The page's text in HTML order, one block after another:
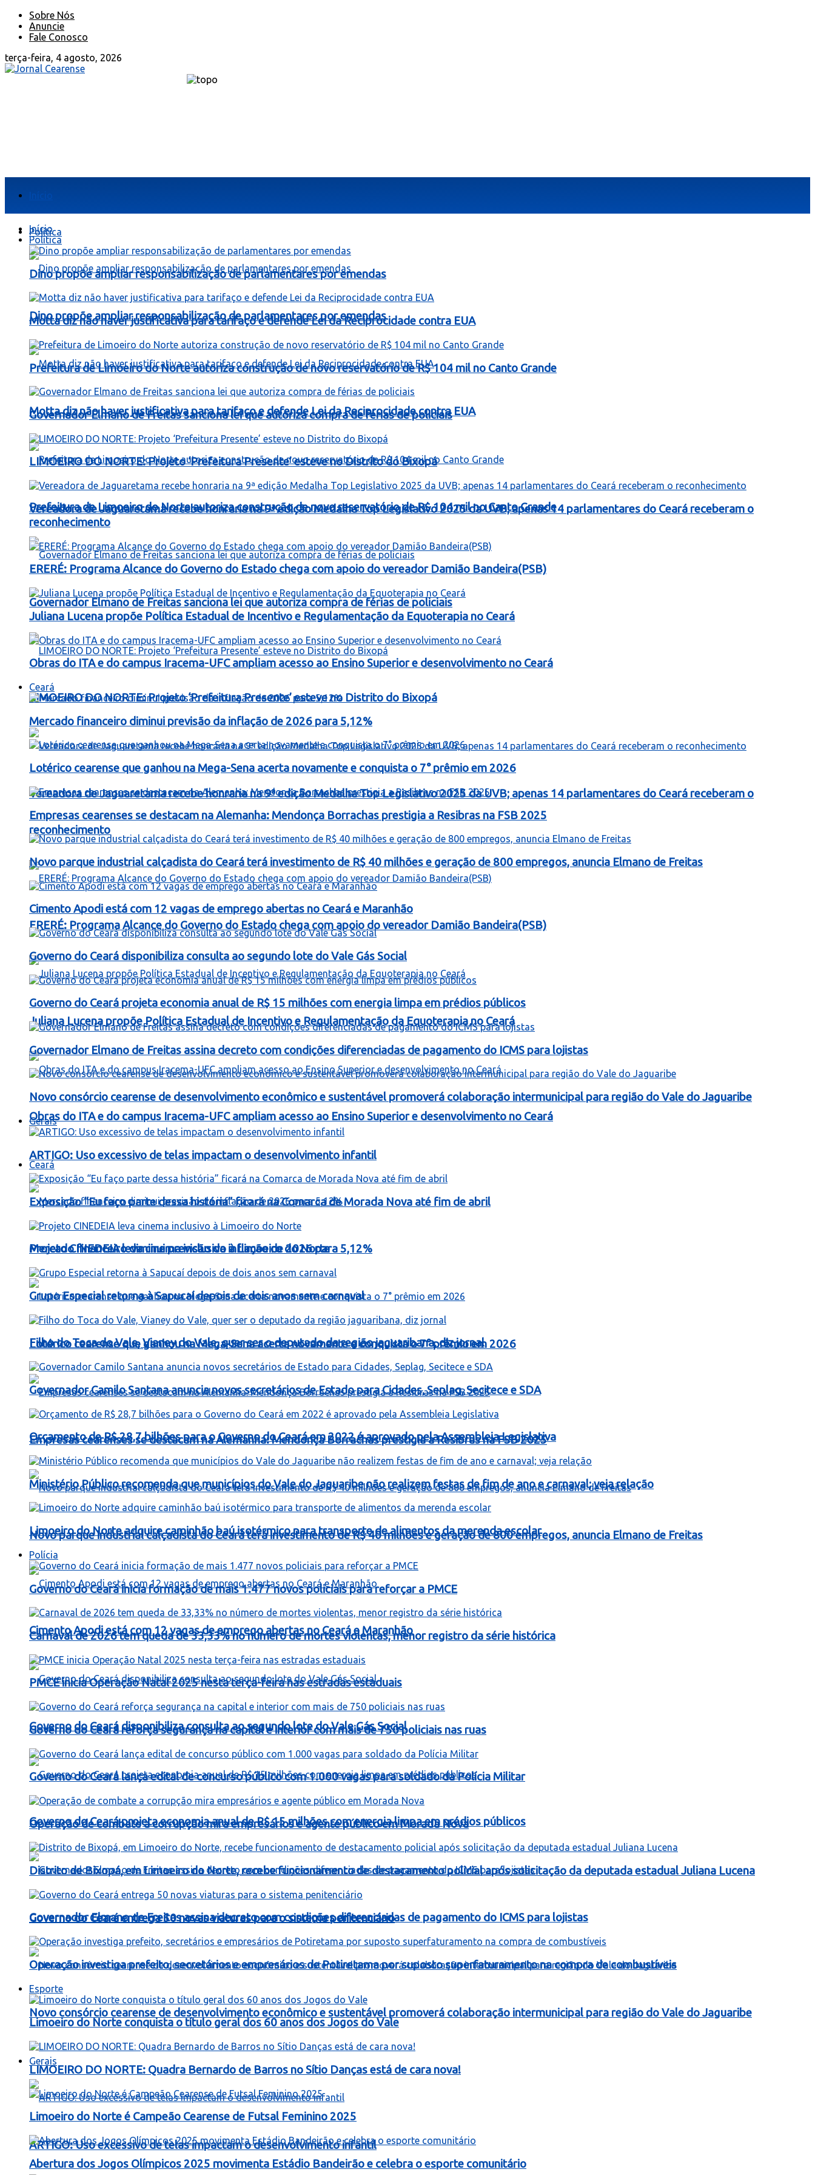
Sobre Nós
Anuncie
Fale Conosco
terça-feira, 4 agosto, 2026
Início
Política
Dino propõe ampliar responsabilização de parlamentares por emendas
Motta diz não haver justificativa para tarifaço e defende Lei da Reciprocidade contra EUA
Prefeitura de Limoeiro do Norte autoriza construção de novo reservatório de R$ 104 mil no Canto Grande
Governador Elmano de Freitas sanciona lei que autoriza compra de férias de policiais
LIMOEIRO DO NORTE: Projeto ‘Prefeitura Presente’ esteve no Distrito do Bixopá
Vereadora de Jaguaretama recebe honraria na 9ª edição Medalha Top Legislativo 2025 da UVB; apenas 14 parlamentares do Ceará receberam o
reconhecimento
ERERÉ: Programa Alcance do Governo do Estado chega com apoio do vereador Damião Bandeira(PSB)
Juliana Lucena propõe Política Estadual de Incentivo e Regulamentação da Equoterapia no Ceará
Obras do ITA e do campus Iracema-UFC ampliam acesso ao Ensino Superior e desenvolvimento no Ceará
Ceará
Mercado financeiro diminui previsão da inflação de 2026 para 5,12%
Lotérico cearense que ganhou na Mega-Sena acerta novamente e conquista o 7° prêmio em 2026
Empresas cearenses se destacam na Alemanha: Mendonça Borrachas prestigia a Resibras na FSB 2025
Novo parque industrial calçadista do Ceará terá investimento de R$ 40 milhões e geração de 800 empregos, anuncia Elmano de Freitas
Cimento Apodi está com 12 vagas de emprego abertas no Ceará e Maranhão
Governo do Ceará disponibiliza consulta ao segundo lote do Vale Gás Social
Governo do Ceará projeta economia anual de R$ 15 milhões com energia limpa em prédios públicos
Governador Elmano de Freitas assina decreto com condições diferenciadas de pagamento do ICMS para lojistas
Novo consórcio cearense de desenvolvimento econômico e sustentável promoverá colaboração intermunicipal para região do Vale do Jaguaribe
Gerais
ARTIGO: Uso excessivo de telas impactam o desenvolvimento infantil
Início
Política
Dino propõe ampliar responsabilização de parlamentares por emendas
Motta diz não haver justificativa para tarifaço e defende Lei da Reciprocidade contra EUA
Prefeitura de Limoeiro do Norte autoriza construção de novo reservatório de R$ 104 mil no Canto Grande
Governador Elmano de Freitas sanciona lei que autoriza compra de férias de policiais
LIMOEIRO DO NORTE: Projeto ‘Prefeitura Presente’ esteve no Distrito do Bixopá
Vereadora de Jaguaretama recebe honraria na 9ª edição Medalha Top Legislativo 2025 da UVB; apenas 14 parlamentares do Ceará receberam o
reconhecimento
ERERÉ: Programa Alcance do Governo do Estado chega com apoio do vereador Damião Bandeira(PSB)
Juliana Lucena propõe Política Estadual de Incentivo e Regulamentação da Equoterapia no Ceará
Obras do ITA e do campus Iracema-UFC ampliam acesso ao Ensino Superior e desenvolvimento no Ceará
Ceará
Mercado financeiro diminui previsão da inflação de 2026 para 5,12%
Lotérico cearense que ganhou na Mega-Sena acerta novamente e conquista o 7° prêmio em 2026
Empresas cearenses se destacam na Alemanha: Mendonça Borrachas prestigia a Resibras na FSB 2025
Novo parque industrial calçadista do Ceará terá investimento de R$ 40 milhões e geração de 800 empregos, anuncia Elmano de Freitas
Cimento Apodi está com 12 vagas de emprego abertas no Ceará e Maranhão
Governo do Ceará disponibiliza consulta ao segundo lote do Vale Gás Social
Governo do Ceará projeta economia anual de R$ 15 milhões com energia limpa em prédios públicos
Governador Elmano de Freitas assina decreto com condições diferenciadas de pagamento do ICMS para lojistas
Novo consórcio cearense de desenvolvimento econômico e sustentável promoverá colaboração intermunicipal para região do Vale do Jaguaribe
Gerais
ARTIGO: Uso excessivo de telas impactam o desenvolvimento infantil
Exposição “Eu faço parte dessa história” ficará na Comarca de Morada Nova até fim de abril
Projeto CINEDEIA leva cinema inclusivo à Limoeiro do Norte
Grupo Especial retorna à Sapucaí depois de dois anos sem carnaval
Filho do Toca do Vale, Vianey do Vale, quer ser o deputado da região jaguaribana, diz jornal
Governador Camilo Santana anuncia novos secretários de Estado para Cidades, Seplag, Secitece e SDA
Orçamento de R$ 28,7 bilhões para o Governo do Ceará em 2022 é aprovado pela Assembleia Legislativa
Ministério Público recomenda que municípios do Vale do Jaguaribe não realizem festas de fim de ano e carnaval; veja relação
Limoeiro do Norte adquire caminhão baú isotérmico para transporte de alimentos da merenda escolar
Polícia
Governo do Ceará inicia formação de mais 1.477 novos policiais para reforçar a PMCE
Carnaval de 2026 tem queda de 33,33% no número de mortes violentas, menor registro da série histórica
PMCE inicia Operação Natal 2025 nesta terça-feira nas estradas estaduais
Governo do Ceará reforça segurança na capital e interior com mais de 750 policiais nas ruas
Governo do Ceará lança edital de concurso público com 1.000 vagas para soldado da Polícia Militar
Operação de combate a corrupção mira empresários e agente público em Morada Nova
Distrito de Bixopá, em Limoeiro do Norte, recebe funcionamento de destacamento policial após solicitação da deputada estadual Juliana Lucena
Governo do Ceará entrega 50 novas viaturas para o sistema penitenciário
Operação investiga prefeito, secretários e empresários de Potiretama por suposto superfaturamento na compra de combustíveis
Esporte
Limoeiro do Norte conquista o título geral dos 60 anos dos Jogos do Vale
LIMOEIRO DO NORTE: Quadra Bernardo de Barros no Sítio Danças está de cara nova!
Limoeiro do Norte é Campeão Cearense de Futsal Feminino 2025
Abertura dos Jogos Olímpicos 2025 movimenta Estádio Bandeirão e celebra o esporte comunitário